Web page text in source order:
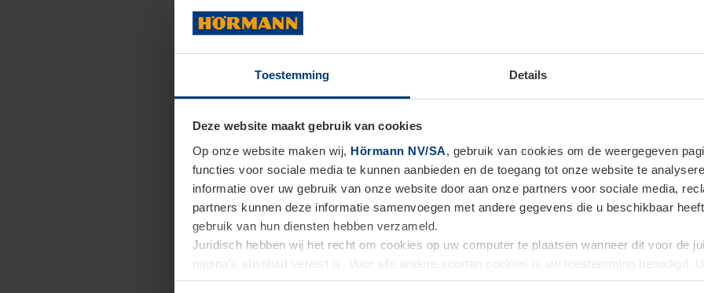
Toestemming Details
Deze website maakt gebruik van cookies
Op onze website maken wij, Hörmann NV/SA, gebruik van cookies om de weergegeven
functies voor sociale media te kunnen aanbieden en de toegang tot onze website te
informatie over uw gebruik van onze website door aan onze partners voor sociale media,
partners kunnen deze informatie samenvoegen met andere gegevens die u beschikbaar
gebruik van hun diensten hebben verzameld.
Juridisch hebben wij het recht om cookies op uw computer te plaatsen wanneer dit voor de
pagina's absoluut vereist is. Voor alle andere soorten cookies is uw toestemming benodigd.
moment bij de uitleg van de cookies op paginaPrivacyverklaringop onze website wijzigen